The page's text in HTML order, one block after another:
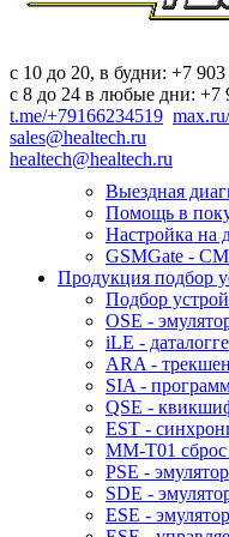
c 10 до 20, в будни: +7
с 8 до 24 в любые дни: +7
t.me/+79166234519
sales@healtech.ru
healtech@healtech.ru
Выездная
Помощь в
Настройка на
GSMGate -
Продукция подбор
Подбор
OSE -
iLE -
ARA - трекшен
SIA -
QSE -
EST -
MM-T01
PSE -
SDE -
ESE -